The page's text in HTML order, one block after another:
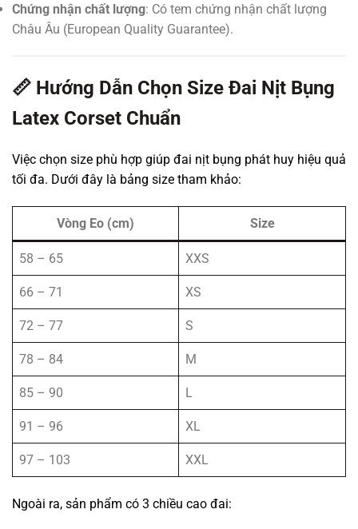
Chứng nhận chất lượng: Có tem chứng nhận chất lượng
Châu Âu (European Quality Guarantee).
📏 Hướng Dẫn Chọn Size Đai Nịt Bụng
Latex Corset Chuẩn
Việc chọn size phù hợp giúp đai nịt bụng phát huy hiệu quả
tối đa. Dưới đây là bảng size tham khảo:
Vòng Eo (cm) Size
58 – 65 XXS
66 – 71 XS
72 – 77 S
78 – 84 M
85 – 90 L
91 – 96 XL
97 – 103 XXL
Ngoài ra, sản phẩm có 3 chiều cao đai: